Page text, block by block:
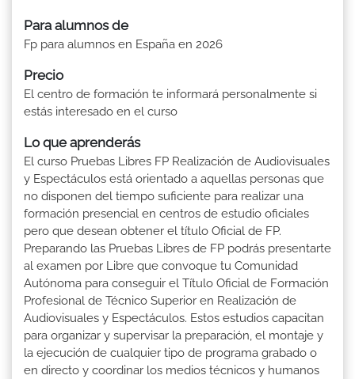
Para alumnos de
Fp para alumnos en España en 2026
Precio
El centro de formación te informará personalmente si
estás interesado en el curso
Lo que aprenderás
El curso Pruebas Libres FP Realización de Audiovisuales
y Espectáculos está orientado a aquellas personas que
no disponen del tiempo suficiente para realizar una
formación presencial en centros de estudio oficiales
pero que desean obtener el título Oficial de FP.
Preparando las Pruebas Libres de FP podrás presentarte
al examen por Libre que convoque tu Comunidad
Autónoma para conseguir el Título Oficial de Formación
Profesional de Técnico Superior en Realización de
Audiovisuales y Espectáculos. Estos estudios capacitan
para organizar y supervisar la preparación, el montaje y
la ejecución de cualquier tipo de programa grabado o
en directo y coordinar los medios técnicos y humanos